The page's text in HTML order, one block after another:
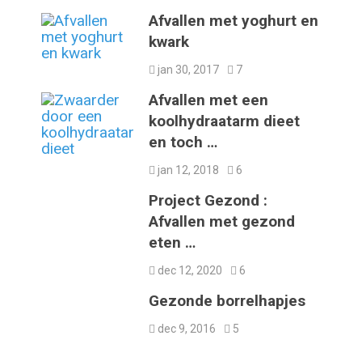
Afvallen met yoghurt en
kwark
jan 30, 2017 7
Afvallen met een
koolhydraatarm dieet
en toch …
jan 12, 2018 6
Project Gezond :
Afvallen met gezond
eten …
dec 12, 2020 6
Gezonde borrelhapjes
dec 9, 2016 5